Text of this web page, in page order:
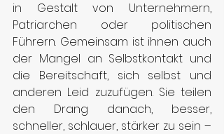
in Gestalt von Unternehmern,
Patriarchen oder politischen
Führern. Gemeinsam ist ihnen auch
der Mangel an Selbstkontakt und
die Bereitschaft, sich selbst und
anderen Leid zuzufügen. Sie teilen
den Drang danach, besser,
schneller, schlauer, stärker zu sein –